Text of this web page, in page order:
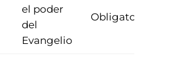
el poder
del
Evangelio
Obligatoria